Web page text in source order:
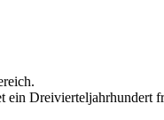
ein Dreivierteljahrhundert